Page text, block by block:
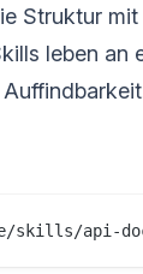
Struktur
leben an
skills/api-